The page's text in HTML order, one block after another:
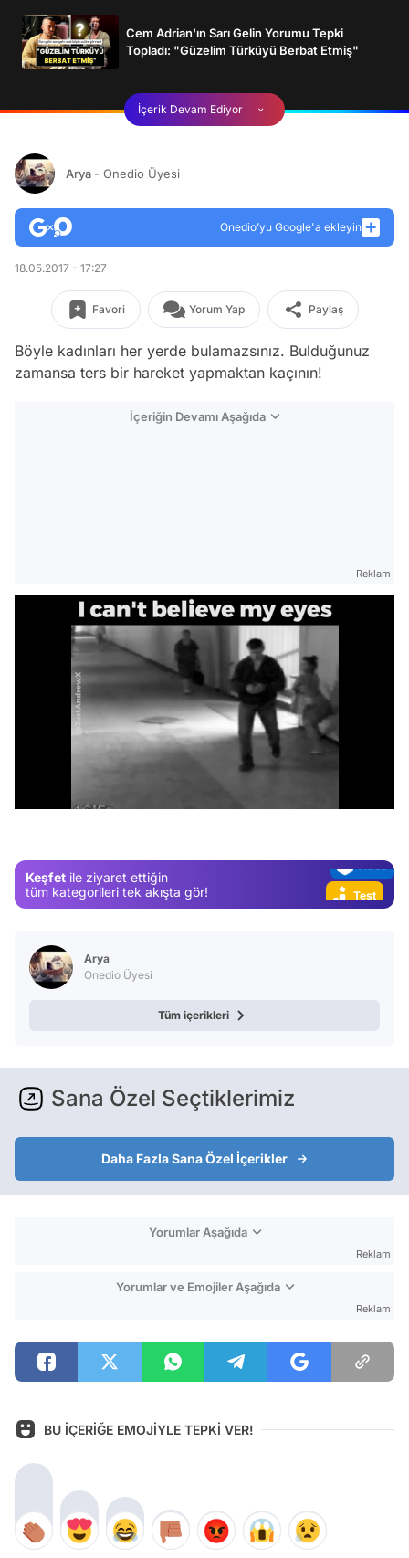
Cem Adrian'ın Sarı Gelin Yorumu Tepki
Topladı: "Güzelim Türküyü Berbat Etmiş"
İçerik Devam Ediyor
Arya - Onedio Üyesi
Onedio’yu Google'a ekleyin
18.05.2017 - 17:27
Favori Yorum Yap Paylaş
Böyle kadınları her yerde bulamazsınız. Bulduğunuz
zamansa ters bir hareket yapmaktan kaçının!
İçeriğin Devamı Aşağıda
Reklam
Keşfet ile ziyaret ettiğin
tüm kategorileri tek akışta gör!
Test
Arya
Onedio Üyesi
Tüm içerikleri
Sana Özel Seçtiklerimiz
Daha Fazla Sana Özel İçerikler
Yorumlar Aşağıda
Reklam
Yorumlar ve Emojiler Aşağıda
Reklam
BU İÇERİĞE EMOJİYLE TEPKİ VER!